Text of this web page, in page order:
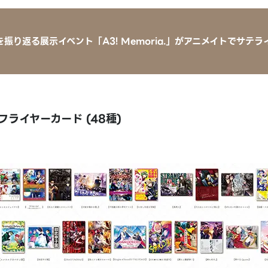
り返る展示イベント「A3! Memoria.」がアニメイトでサテラ
ライヤーカード (48種)